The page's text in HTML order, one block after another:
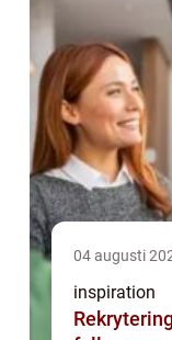
04 augusti
inspiration